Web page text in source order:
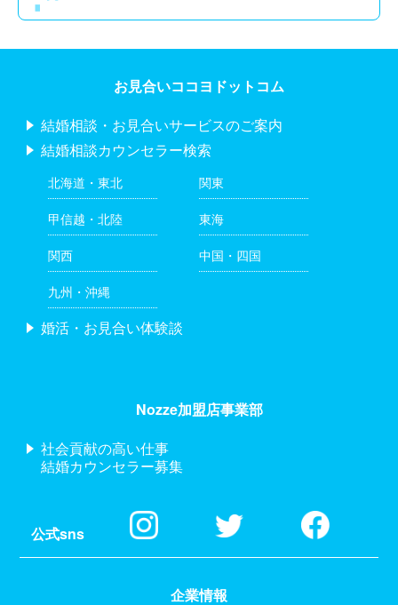
お見合いココヨドットコム
結婚相談・お見合いサービスのご案内
結婚相談カウンセラー検索
北海道・東北 関東
甲信越・北陸 東海
関西 中国・四国
九州・沖縄
婚活・お見合い体験談
Nozze加盟店事業部
社会貢献の高い仕事
結婚カウンセラー募集
公式sns
企業情報